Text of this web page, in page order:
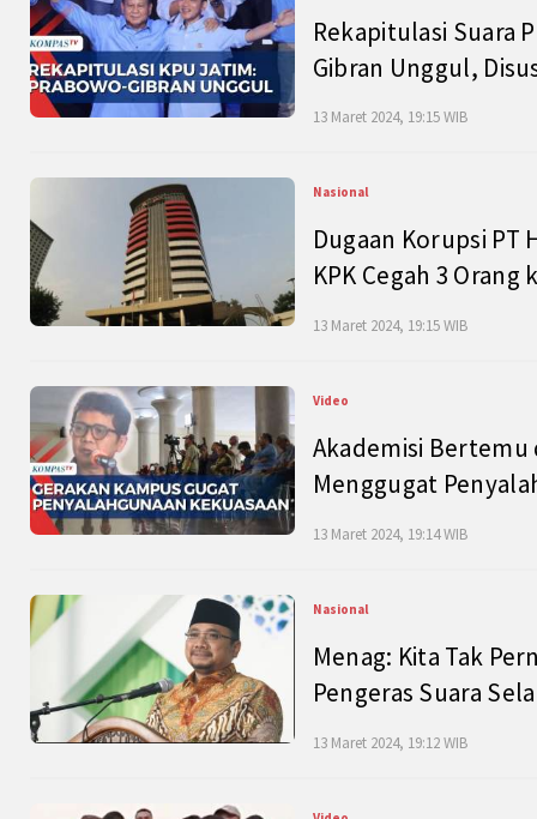
Rekapitulasi Suara
Gibran Unggul,
13 Maret 2024, 19:15 WIB
Nasional
Dugaan Korupsi PT
KPK Cegah 3 Orang
13 Maret 2024, 19:15 WIB
Video
Akademisi Bertemu
Menggugat
13 Maret 2024, 19:14 WIB
Nasional
Menag: Kita Tak
Pengeras Suara
13 Maret 2024, 19:12 WIB